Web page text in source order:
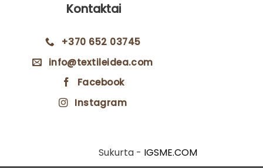
Kontaktai
+370 652 03745
info@textileidea.com
Facebook
Instagram
Sukurta - IGSME.COM